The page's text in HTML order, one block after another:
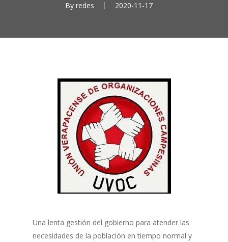
By redes 2020-11-17
Una lenta gestión del gobierno para atender las
necesidades de la población en tiempo normal y